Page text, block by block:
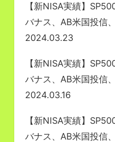
【新NISA実績】
バナス、AB米国投信
2024.03.23
【新NISA実績】
バナス、AB米国投信
2024.03.16
【新NISA実績】
バナス、AB米国投信